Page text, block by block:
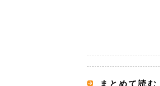
まとめて読む